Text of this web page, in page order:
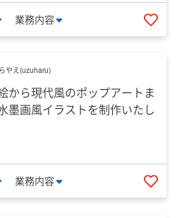
業務内容 いいね
やえ(uzuharu)
から現代風のポップアートま
墨画風イラストを制作いたし
業務内容 いいね